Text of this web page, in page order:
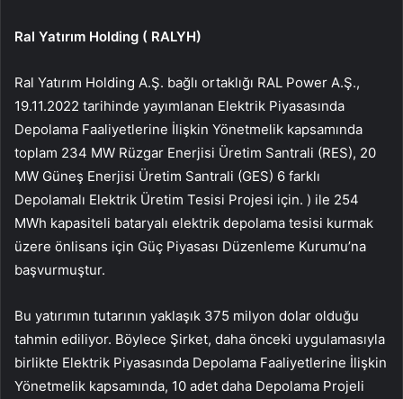
Ral Yatırım Holding ( RALYH)
Ral Yatırım Holding A.Ş. bağlı ortaklığı RAL Power A.Ş.,
19.11.2022 tarihinde yayımlanan Elektrik Piyasasında
Depolama Faaliyetlerine İlişkin Yönetmelik kapsamında
toplam 234 MW Rüzgar Enerjisi Üretim Santrali (RES), 20
MW Güneş Enerjisi Üretim Santrali (GES) 6 farklı
Depolamalı Elektrik Üretim Tesisi Projesi için. ) ile 254
MWh kapasiteli bataryalı elektrik depolama tesisi kurmak
üzere önlisans için Güç Piyasası Düzenleme Kurumu’na
başvurmuştur.
Bu yatırımın tutarının yaklaşık 375 milyon dolar olduğu
tahmin ediliyor. Böylece Şirket, daha önceki uygulamasıyla
birlikte Elektrik Piyasasında Depolama Faaliyetlerine İlişkin
Yönetmelik kapsamında, 10 adet daha Depolama Projeli